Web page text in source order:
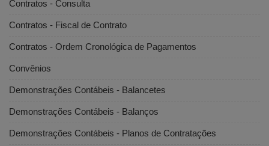
Contratos - Consulta
Contratos - Fiscal de Contrato
Contratos - Ordem Cronológica de Pagamentos
Convênios
Demonstrações Contábeis - Balancetes
Demonstrações Contábeis - Balanços
Demonstrações Contábeis - Planos de Contratações